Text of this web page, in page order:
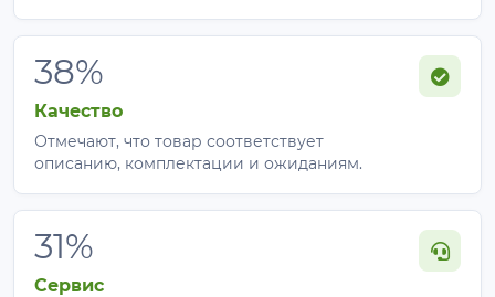
38%
Качество
Отмечают, что товар соответствует
описанию, комплектации и ожиданиям.
31%
Сервис